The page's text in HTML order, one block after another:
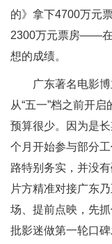
的》拿下4700万元
2300万元票房——在
想的成绩。
广东著名电影
从“五一”档之前开
预算很少。因为是
个月开始参与部分
路特别务实，并没
片方精准对接广东
场、提前点映，先
批影迷做第一轮口